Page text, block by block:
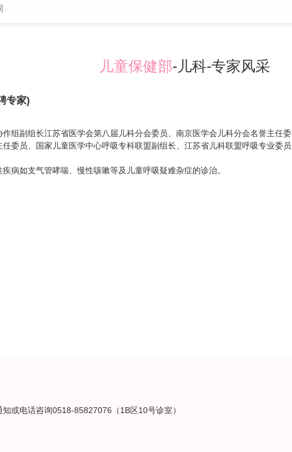
儿童保健部-儿科-专家风采
专家)
组副组长江苏省医学会第八届儿科分会委员、南京医学会儿科分会名誉主任委
委员、国家儿童医学中心呼吸专科联盟副组长、江苏省儿科联盟呼吸专业委员
病如支气管哮喘、慢性咳嗽等及儿童呼吸疑难杂症的诊治。
或电话咨询0518-85827076（1B区10号诊室）